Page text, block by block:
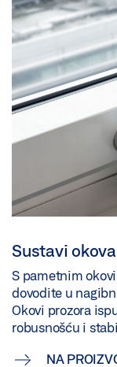
Sustavi okova
S pametnim
dovodite u
Okovi prozora
robusnošću i
NA